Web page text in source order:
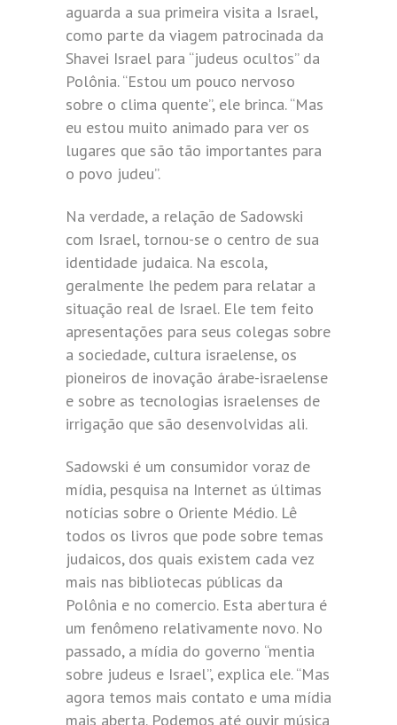
aguarda a sua primeira visita a Israel,
como parte da viagem patrocinada da
Shavei Israel para “judeus ocultos” da
Polônia. “Estou um pouco nervoso
sobre o clima quente”, ele brinca. “Mas
eu estou muito animado para ver os
lugares que são tão importantes para
o povo judeu”.
Na verdade, a relação de Sadowski
com Israel, tornou-se o centro de sua
identidade judaica. Na escola,
geralmente lhe pedem para relatar a
situação real de Israel. Ele tem feito
apresentações para seus colegas sobre
a sociedade, cultura israelense, os
pioneiros de inovação árabe-israelense
e sobre as tecnologias israelenses de
irrigação que são desenvolvidas ali.
Sadowski é um consumidor voraz de
mídia, pesquisa na Internet as últimas
notícias sobre o Oriente Médio. Lê
todos os livros que pode sobre temas
judaicos, dos quais existem cada vez
mais nas bibliotecas públicas da
Polônia e no comercio. Esta abertura é
um fenômeno relativamente novo. No
passado, a mídia do governo “mentia
sobre judeus e Israel”, explica ele. “Mas
agora temos mais contato e uma mídia
mais aberta. Podemos até ouvir música